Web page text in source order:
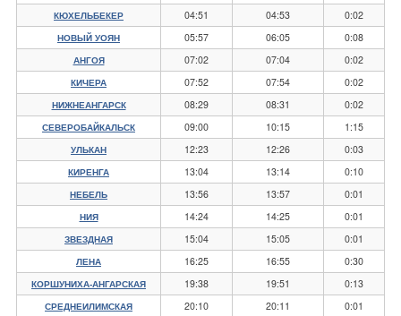
КЮХЕЛЬБЕКЕР 04:51 04:53 0:02
НОВЫЙ УОЯН 05:57 06:05 0:08
АНГОЯ 07:02 07:04 0:02
КИЧЕРА 07:52 07:54 0:02
НИЖНЕАНГАРСК 08:29 08:31 0:02
СЕВЕРОБАЙКАЛЬСК 09:00 10:15 1:15
УЛЬКАН 12:23 12:26 0:03
КИРЕНГА 13:04 13:14 0:10
НЕБЕЛЬ 13:56 13:57 0:01
НИЯ 14:24 14:25 0:01
ЗВЕЗДНАЯ 15:04 15:05 0:01
ЛЕНА 16:25 16:55 0:30
КОРШУНИХА-АНГАРСКАЯ 19:38 19:51 0:13
СРЕДНЕИЛИМСКАЯ 20:10 20:11 0:01